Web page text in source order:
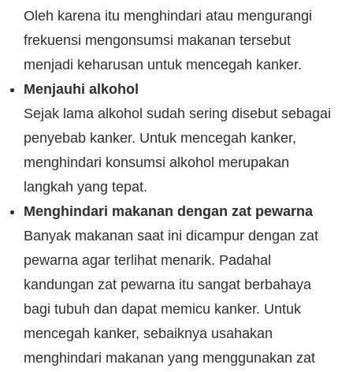
Oleh karena itu menghindari atau mengurangi
frekuensi mengonsumsi makanan tersebut
menjadi keharusan untuk mencegah kanker.
Menjauhi alkohol
Sejak lama alkohol sudah sering disebut sebagai
penyebab kanker. Untuk mencegah kanker,
menghindari konsumsi alkohol merupakan
langkah yang tepat.
Menghindari makanan dengan zat pewarna
Banyak makanan saat ini dicampur dengan zat
pewarna agar terlihat menarik. Padahal
kandungan zat pewarna itu sangat berbahaya
bagi tubuh dan dapat memicu kanker. Untuk
mencegah kanker, sebaiknya usahakan
menghindari makanan yang menggunakan zat